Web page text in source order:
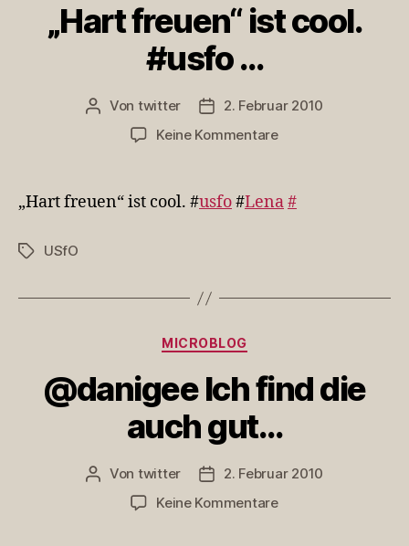
„Hart freuen“ ist cool.
#usfo …
Beitragsautor
Von twitter Veröffentlichungsdatum
2. Februar 2010
Keine Kommentarezu
ist
cool.
„Hart freuen“ ist cool. #usfo#Lena#
Schlagwörter
USfO
Kategorien
MICROBLOG
@danigee Ich find die
auch gut…
Beitragsautor
Von twitter Veröffentlichungsdatum
2. Februar 2010
Keine Kommentarezu